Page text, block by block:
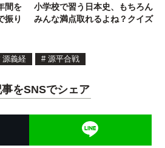
間を
振り
小学校で習う日本史、もちろん
みんな満点取れるよね？クイズ
源義経 # 源平合戦
をSNSでシェア